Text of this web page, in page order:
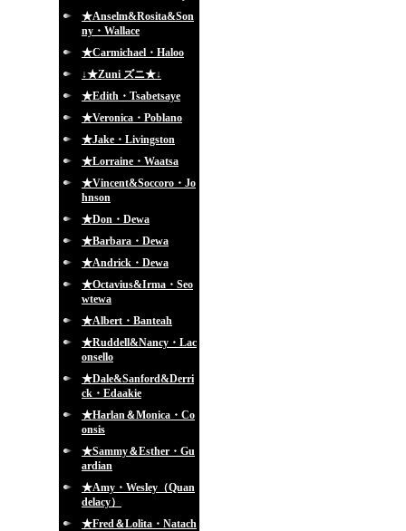
★Anselm&Rosita&Son
ny・Wallace
★Carmichael・Haloo
↓★Zuni ズニ★↓
★Edith・Tsabetsaye
★Veronica・Poblano
★Jake・Livingston
★Lorraine・Waatsa
★Vincent&Soccoro・Jo
hnson
★Don・Dewa
★Barbara・Dewa
★Andrick・Dewa
★Octavius&Irma・Seo
wtewa
★Albert・Banteah
★Ruddell&Nancy・Lac
onsello
★Dale&Sanford&Derri
ck・Edaakie
★Harlan＆Monica・Co
onsis
★Sammy＆Esther・Gu
ardian
★Amy・Wesley（Quan
delacy）
★Fred＆Lolita・Natach